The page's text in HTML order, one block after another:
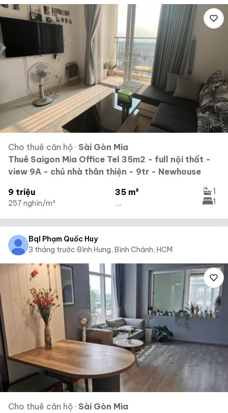
Cho thuê căn hộ · Sài Gòn Mia
Thuê Saigon Mia Office Tel 35m2 - full nội thất -
view 9A - chủ nhà thân thiện - 9tr - Newhouse
9 triệu
257 nghìn/m²
35 m²
...
1
1
Bql Phạm Quốc Huy
3 tháng trước·Bình Hưng, Bình Chánh, HCM
Cho thuê căn hộ · Sài Gòn Mia